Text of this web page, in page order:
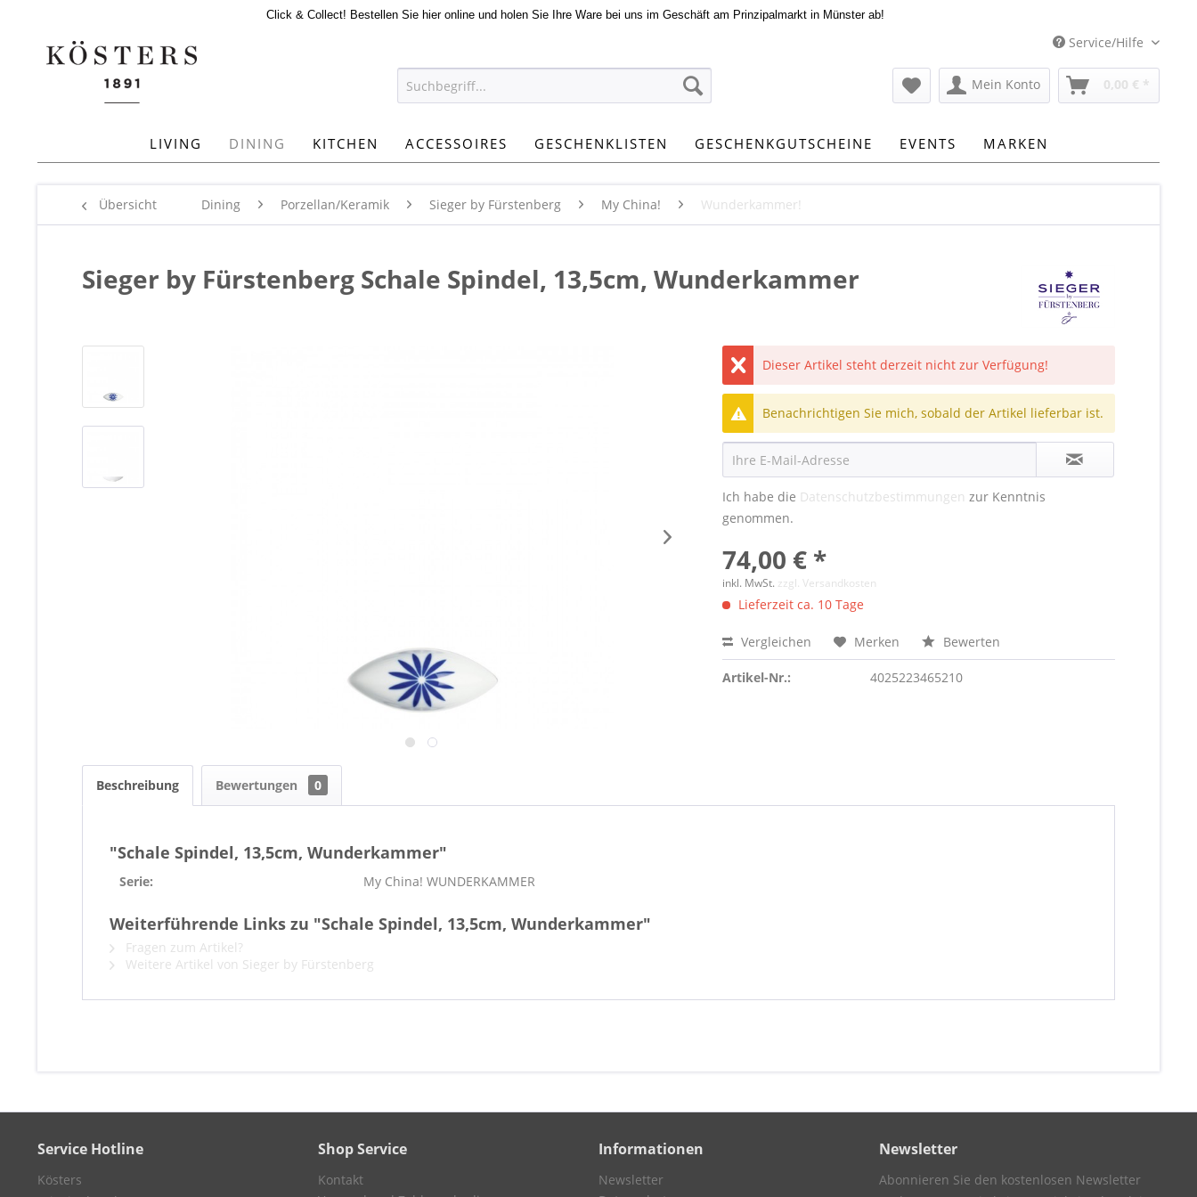
Click & Collect! Bestellen Sie hier online und holen Sie Ihre Ware bei uns im Geschäft am Prinzipalmarkt in Münster ab!
Service/Hilfe
Mein Konto 0,00 € *
LIVING DINING KITCHEN ACCESSOIRES GESCHENKLISTEN GESCHENKGUTSCHEINE EVENTS MARKEN
Übersicht Dining Porzellan/Keramik Sieger by Fürstenberg My China! Wunderkammer!
Sieger by Fürstenberg Schale Spindel, 13,5cm, Wunderkammer
Dieser Artikel steht derzeit nicht zur Verfügung!
Benachrichtigen Sie mich, sobald der Artikel lieferbar ist.
Ich habe die Datenschutzbestimmungen zur Kenntnis
genommen.
74,00 € *
inkl. MwSt. zzgl. Versandkosten
Lieferzeit ca. 10 Tage
Vergleichen Merken Bewerten
Artikel-Nr.: 4025223465210
Beschreibung Bewertungen 0
"Schale Spindel, 13,5cm, Wunderkammer"
Serie: My China! WUNDERKAMMER
Weiterführende Links zu "Schale Spindel, 13,5cm, Wunderkammer"
Fragen zum Artikel?
Weitere Artikel von Sieger by Fürstenberg
Service Hotline
Kösters
Shop Service
Kontakt
Informationen
Newsletter
Newsletter
Abonnieren Sie den kostenlosen Newsletter